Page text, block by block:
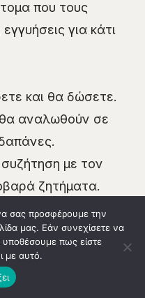
που τους
για κάτι
και θα δώσετε.
αναλωθούν σε
με τον
ζητήματα.
να
φαίνεται να
σας προσφέρουμε την
μας. Εάν συνεχίσετε να
υποθέσουμε πως είστε
με αυτό.